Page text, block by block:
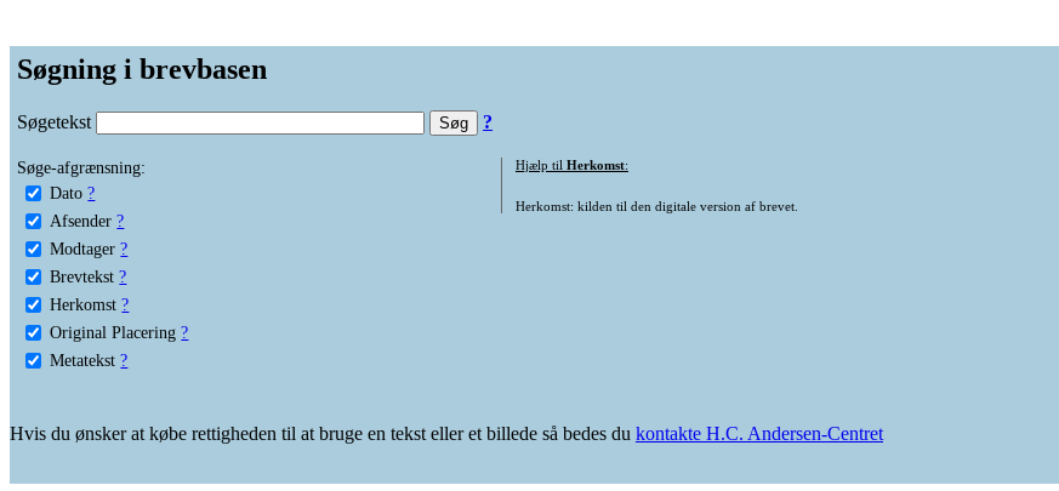
Søgning i brevbasen
Søgetekst ?
Søge-afgrænsning:
Dato ?
Afsender ?
Modtager ?
Brevtekst ?
Herkomst ?
Original Placering ?
Metatekst ?
Hjælp til Herkomst:
Herkomst: kilden til den digitale version af brevet.
Hvis du ønsker at købe rettigheden til at bruge en tekst eller et billede så bedes du kontakte H.C. Andersen-Centret